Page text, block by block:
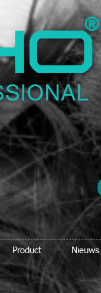
®
Product Nieuws